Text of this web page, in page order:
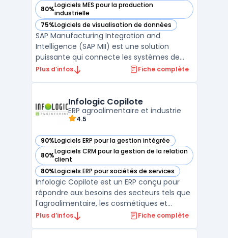
80%Logiciels MES pour la production
industrielle
— voir SAP MII dans cette catégorie
75%Logiciels de visualisation de données
— voir SAP MII dans cette catégorie
SAP Manufacturing Integration and
Intelligence (SAP MII) est une solution
puissante qui connecte les systèmes de
production aux opérations commerciales
permet une intégration verticale des
données, reliant le ...
Plus d’infos Fiche complète
Infologic Copilote
ERP agroalimentaire et industrie
4.5
90%Logiciels ERP pour la gestion intégrée
— voir Infologic Copilote dans cette catégorie
80%Logiciels CRM pour la gestion de la relation
client
— voir Infologic Copilote dans cette catégorie
80%Logiciels ERP pour sociétés de services
— voir Infologic Copilote dans cette catégorie
Infologic Copilote est un ERP conçu pour
répondre aux besoins des secteurs tels que
l'agroalimentaire, les cosmétiques et
l'horticulture. Ce logiciel intègre les
Plus d’infos Fiche complète